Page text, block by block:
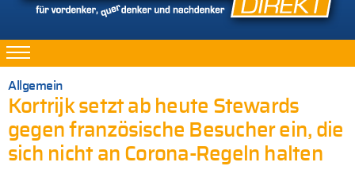
Allgemein
Kortrijk setzt ab heute Stewards
gegen französische Besucher ein, die
sich nicht an Corona-Regeln halten